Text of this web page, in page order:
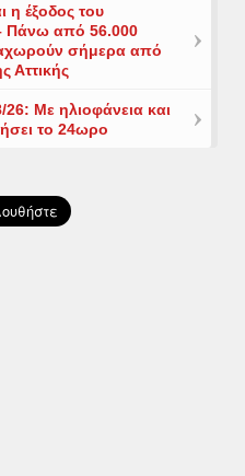
η έξοδος του
Πάνω από 56.000
σήμερα από
Αττικής
26: Με ηλιοφάνεια και
το 24ωρο